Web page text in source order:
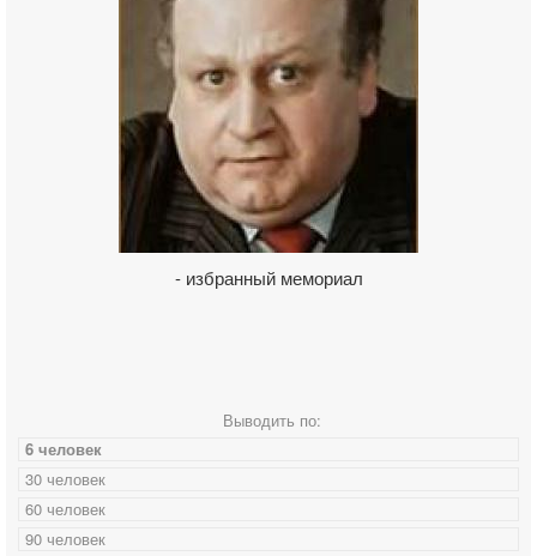
- избранный мемориал
Выводить по:
6 человек
30 человек
60 человек
90 человек